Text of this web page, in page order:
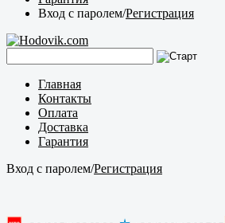
Вход с паролем/Регистрация
Главная
Контакты
Оплата
Доставка
Гарантия
Вход с паролем/Регистрация